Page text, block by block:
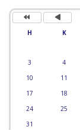
H K
3
4
10
11
17
18
24
25
31